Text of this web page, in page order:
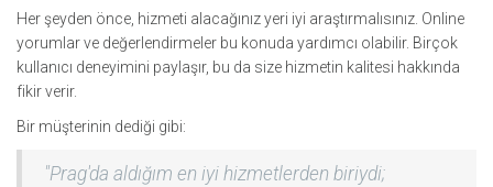
Her şeyden önce, hizmeti alacağınız yeri iyi araştırmalısınız. Online
yorumlar ve değerlendirmeler bu konuda yardımcı olabilir. Birçok
kullanıcı deneyimini paylaşır, bu da size hizmetin kalitesi hakkında
fikir verir.
Bir müşterinin dediği gibi:
"Prag'da aldığım en iyi hizmetlerden biriydi;